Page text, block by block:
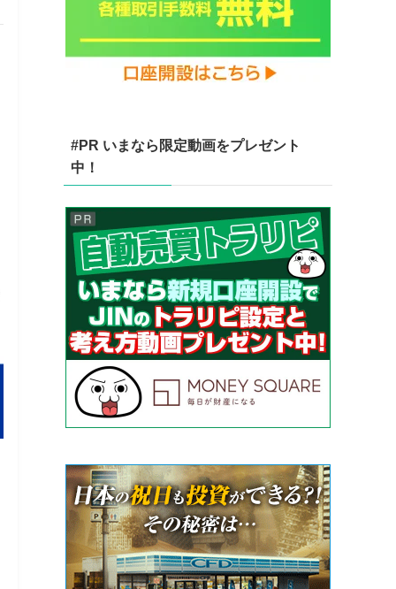
#PR いまなら限定動画をプレゼント
中！